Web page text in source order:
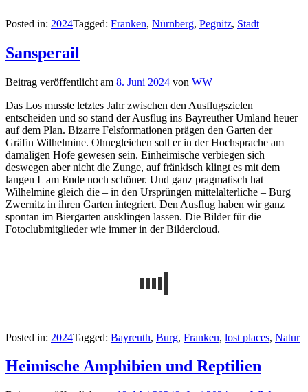
Posted in: 2024Tagged: Franken, Nürnberg, Pegnitz, Stadt
Sansperail
Beitrag veröffentlicht am 8. Juni 2024 von WW
Das Los musste letztes Jahr zwischen den Ausflugszielen
entscheiden und so stand der Ausflug ins Bayreuther Umland heuer
auf dem Plan. Bizarre Felsformationen prägen den Garten der
Gräfin Wilhelmine. Ohnegleichen soll er in der Hochsprache am
damaligen Hofe gewesen sein. Einheimische verbiegen sich
deswegen aber nicht die Zunge, auf fränkisch klingt es mit dem
langen L am Ende noch schöner. Und ganz pragmatisch hat
Wilhelmine gleich die – in den Ursprüngen mittelalterliche – Burg
Zwernitz in ihren Garten integriert. Den Ausflug haben wir ganz
spontan im Biergarten ausklingen lassen. Die Bilder für die
Fotoclubmitglieder wie immer in der Bildercloud.
Posted in: 2024Tagged: Bayreuth, Burg, Franken, lost places, Natur
Heimische Amphi­bien und Repti­lien